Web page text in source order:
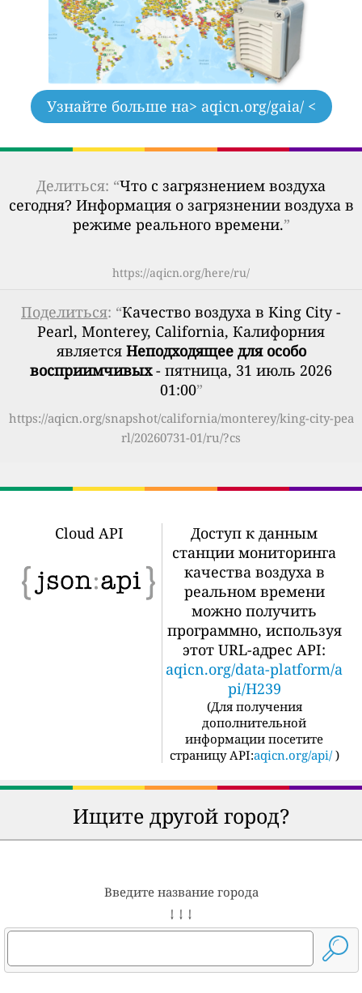
Узнайте больше на> aqicn.org/gaia/ <
Делиться: “Что с загрязнением воздуха
сегодня? Информация о загрязнении воздуха в
режиме реального времени.”
https://aqicn.org/here/ru/
Поделиться: “Качество воздуха в King City -
Pearl, Monterey, California, Калифорния
является Неподходящее для особо
восприимчивых- пятница, 31 июль 2026
01:00”
https://aqicn.org/snapshot/california/monterey/king-city-pea
rl/20260731-01/ru/?cs
Cloud API
Доступ к данным
станции мониторинга
качества воздуха в
реальном времени
можно получить
программно, используя
этот URL-адрес API:
aqicn.org/data-platform/a
pi/H239
(Для получения
дополнительной
информации посетите
страницу API:aqicn.org/api/ )
Ищите другой город?
Введите название города
↓ ↓ ↓